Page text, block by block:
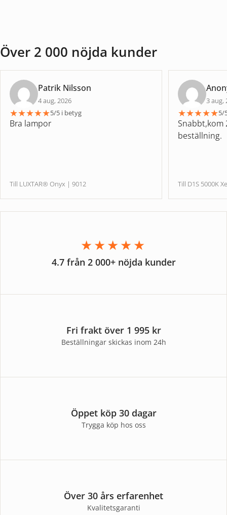
Över 2 000 nöjda kunder
Patrik Nilsson
4 aug, 2026
★★★★★5/5 i betyg
Bra lampor
Till LUXTAR® Onyx | 9012
3 aug,
★★★★★5/
Snabbt,kom
beställning.
Till D1S 5000K
★★★★★
4.7 från 2 000+ nöjda kunder
Fri frakt över 1 995 kr
Beställningar skickas inom 24h
Öppet köp 30 dagar
Trygga köp hos oss
Över 30 års erfarenhet
Kvalitetsgaranti